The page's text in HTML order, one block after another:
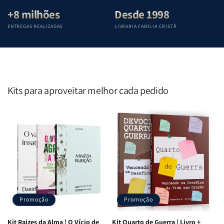
+8 milhões
ENTREGAS REALIZADAS
Desde 1998
LIVRARIA FAMÍLIA CRISTÃ
Kits para aproveitar melhor cada pedido
Promoção
Kit Raizes da Alma | O Vício de
Promoção
Kit Quarto de Guerra | Livro +